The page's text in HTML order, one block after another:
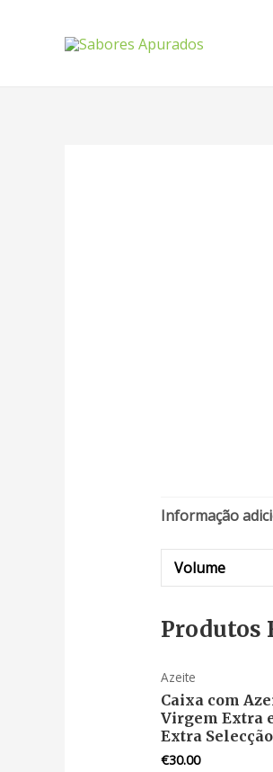
Informação
Volume
Produtos
Azeite
Caixa com
Virgem Extra
Extra
€30.00